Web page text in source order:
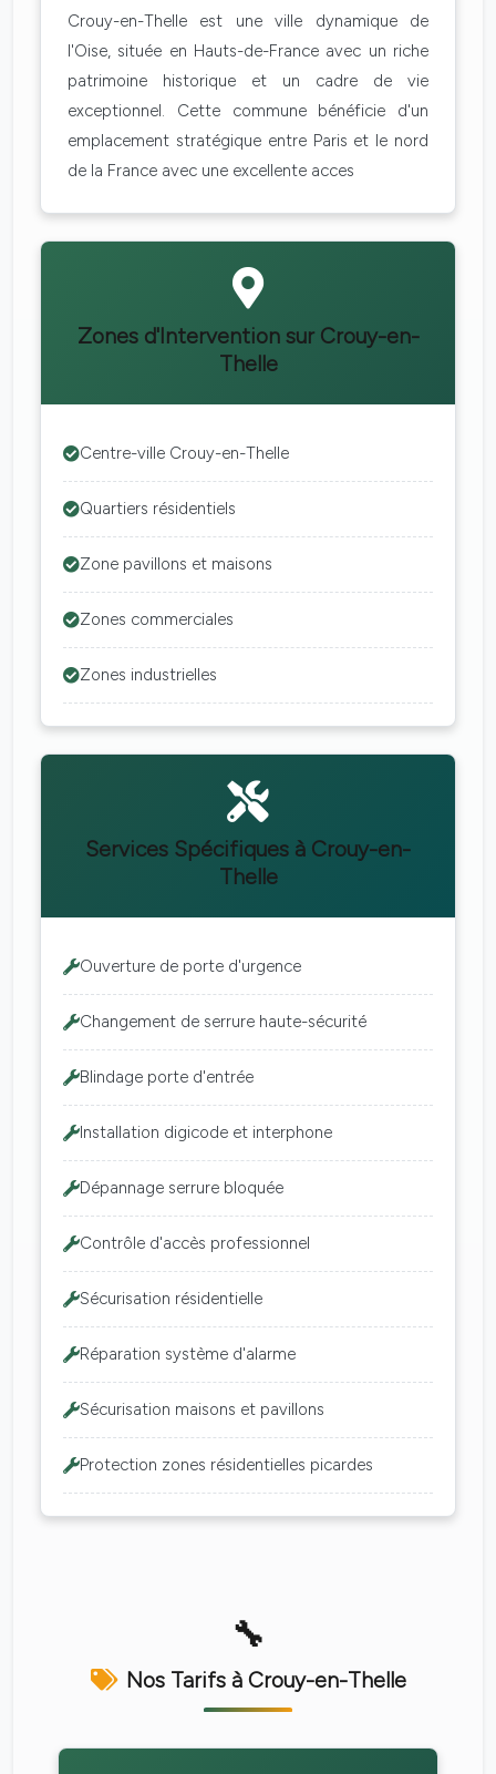
Crouy-en-Thelle est une ville dynamique de
l'Oise, située en Hauts-de-France avec un riche
patrimoine historique et un cadre de vie
exceptionnel. Cette commune bénéficie d'un
emplacement stratégique entre Paris et le nord
de la France avec une excellente acces
Zones d'Intervention sur Crouy-en-
Thelle
Centre-ville Crouy-en-Thelle
Quartiers résidentiels
Zone pavillons et maisons
Zones commerciales
Zones industrielles
Services Spécifiques à Crouy-en-
Thelle
Ouverture de porte d'urgence
Changement de serrure haute-sécurité
Blindage porte d'entrée
Installation digicode et interphone
Dépannage serrure bloquée
Contrôle d'accès professionnel
Sécurisation résidentielle
Réparation système d'alarme
Sécurisation maisons et pavillons
Protection zones résidentielles picardes
Nos Tarifs à Crouy-en-Thelle